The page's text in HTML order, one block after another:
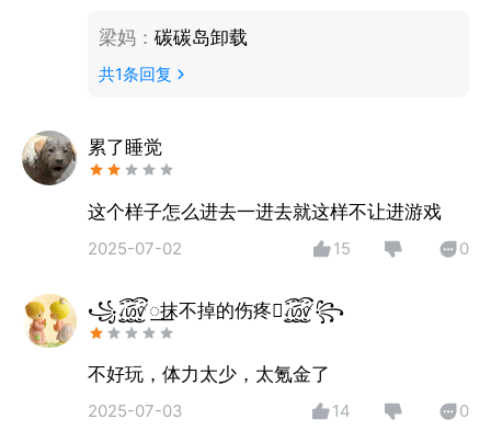
还有还有，别忘了发挥你的创意，亲手打造独一无二的
梦幻家园！童话城堡？田间小院？都能由你亲手实现！
灵一样，偷偷钻进你的脑袋里~让你不知不觉成为环保
小达人，get 守护地球的超能力！
《碳碳岛》现已全平台上线，快来加入这场奇妙的海岛
之旅吧！
梁妈： 碳碳岛卸载
共1条回复
累了睡觉
这个样子怎么进去一进去就这样不让进游戏
2025-07-02 15 0
꧁꫞꯭抹不掉的伤疼꫞꧂
不好玩，体力太少，太氪金了
2025-07-03 14 0